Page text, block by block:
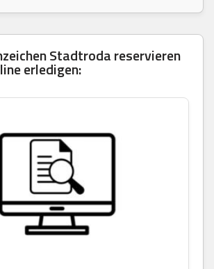
Stadtroda reservieren
erledigen: